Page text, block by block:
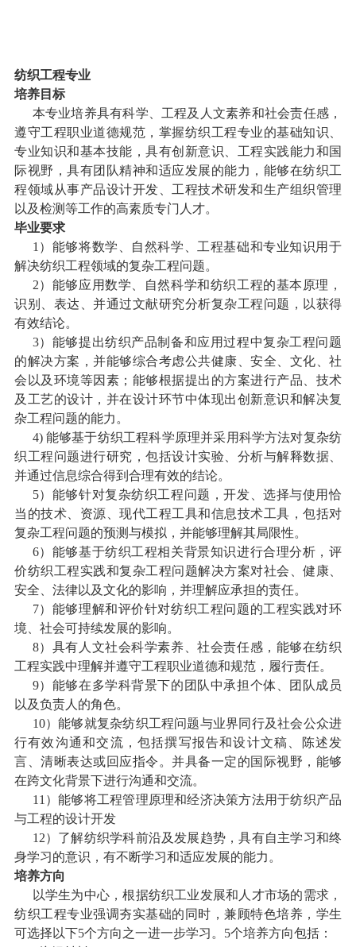
纺织工程专业
培养目标
本专业培养具有科学、工程及人文素养和社会责任感，
遵守工程职业道德规范，掌握纺织工程专业的基础知识、
专业知识和基本技能，具有创新意识、工程实践能力和国
际视野，具有团队精神和适应发展的能力，能够在纺织工
程领域从事产品设计开发、工程技术研发和生产组织管理
以及检测等工作的高素质专门人才。
毕业要求
1 ）能够将数学、自然科学、工程基础和专业知识用于
解决纺织工程领域的复杂工程问题。
2）能够应用数学、自然科学和纺织工程的基本原理，
识别、表达、并通过文献研究分析复杂工程问题，以获得
有效结论。
3）能够提出纺织产品制备和应用过程中复杂工程问题
的解决方案，并能够综合考虑公共健康、安全、文化、社
会以及环境等因素；能够根据提出的方案进行产品、技术
及工艺的设计，并在设计环节中体现出创新意识和解决复
杂工程问题的能力。
4) 能够基于纺织工程科学原理并采用科学方法对复杂纺
织工程问题进行研究，包括设计实验、分析与解释数据、
并通过信息综合得到合理有效的结论。
5）能够针对复杂纺织工程问题，开发、选择与使用恰
当的技术、资源、现代工程工具和信息技术工具，包括对
复杂工程问题的预测与模拟，并能够理解其局限性。
6）能够基于纺织工程相关背景知识进行合理分析，评
价纺织工程实践和复杂工程问题解决方案对社会、健康、
安全、法律以及文化的影响，并理解应承担的责任。
7）能够理解和评价针对纺织工程问题的工程实践对环
境、社会可持续发展的影响。
8）具有人文社会科学素养、社会责任感，能够在纺织
工程实践中理解并遵守工程职业道德和规范，履行责任。
9）能够在多学科背景下的团队中承担个体、团队成员
以及负责人的角色。
10）能够就复杂纺织工程问题与业界同行及社会公众进
行有效沟通和交流，包括撰写报告和设计文稿、陈述发
言、清晰表达或回应指令。并具备一定的国际视野，能够
在跨文化背景下进行沟通和交流。
11 ）能够将工程管理原理和经济决策方法用于纺织产品
与工程的设计开发
12）了解纺织学科前沿及发展趋势，具有自主学习和终
身学习的意识，有不断学习和适应发展的能力。
培养方向
以学生为中心，根据纺织工业发展和人才市场的需求，
纺织工程专业强调夯实基础的同时，兼顾特色培养，学生
可选择以下5个方向之一进一步学习。 5个培养方向包括：